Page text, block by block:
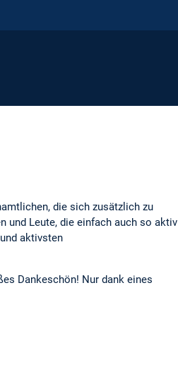
die sich zusätzlich zu
und Leute, die einfach auch so aktiv
aktivsten
Dankeschön! Nur dank eines